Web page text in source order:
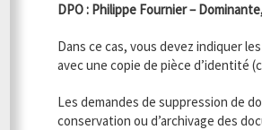
DPO : Philippe Fournier –
Dans ce cas, vous devez indiquer
avec une copie de pièce d’identité
Les demandes de suppression de
conservation ou d’archivage des